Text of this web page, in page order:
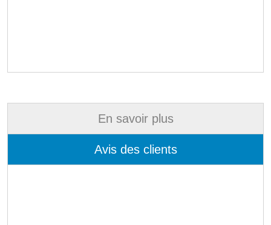
En savoir plus
Avis des clients